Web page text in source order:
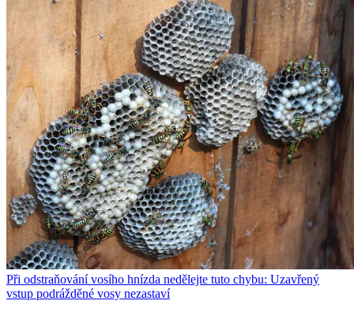
Při odstraňování vosího hnízda nedělejte tuto chybu: Uzavřený
vstup podrážděné vosy nezastaví